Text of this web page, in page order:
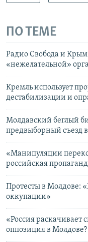
ПО ТЕМЕ
Радио Свобода и
«нежелательной»
Кремль использует
дестабилизации и
Молдавский беглый
предвыборный съезд
«Манипуляции
российская
Протесты в Молдове:
оккупации»
«Россия раскачивает
оппозиция в Молдове?